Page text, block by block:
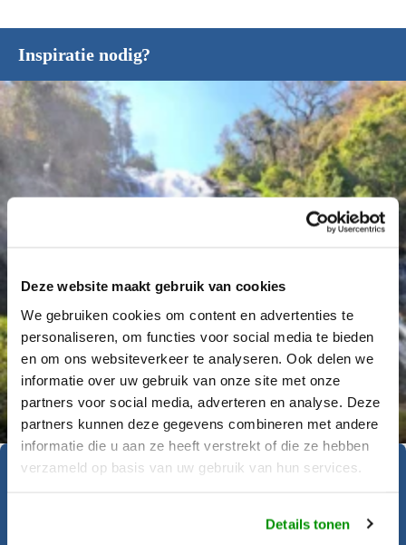
Deze website maakt gebruik van cookies
We gebruiken cookies om content en advertenties te
personaliseren, om functies voor social media te bieden
en om ons websiteverkeer te analyseren. Ook delen we
informatie over uw gebruik van onze site met onze
partners voor social media, adverteren en analyse. Deze
partners kunnen deze gegevens combineren met andere
informatie die u aan ze heeft verstrekt of die ze hebben
verzameld op basis van uw gebruik van hun services.
Details tonen
Inspiratie nodig?
Déanne Wetzels